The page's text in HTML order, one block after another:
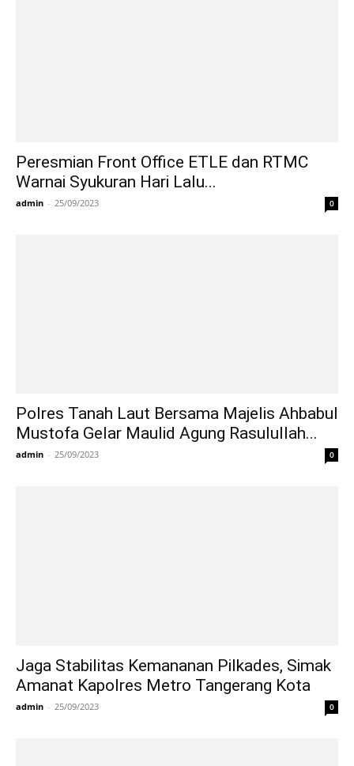
Peresmian Front Office ETLE dan RTMC
Warnai Syukuran Hari Lalu...
admin - 25/09/2023 0
Polres Tanah Laut Bersama Majelis Ahbabul
Mustofa Gelar Maulid Agung Rasulullah...
admin - 25/09/2023 0
Jaga Stabilitas Kemananan Pilkades, Simak
Amanat Kapolres Metro Tangerang Kota
admin - 25/09/2023 0